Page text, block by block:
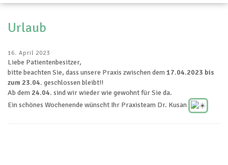
Urlaub
16. April 2023
Liebe Patientenbesitzer,
bitte beachten Sie, dass unsere Praxis zwischen dem17.04.2023 bis
zum 23.04. geschlossen bleibt!!
Ab dem 24.04. sind wir wieder wie gewohnt für Sie da.
Ein schönes Wochenende wünscht Ihr Praxisteam Dr. Kusan